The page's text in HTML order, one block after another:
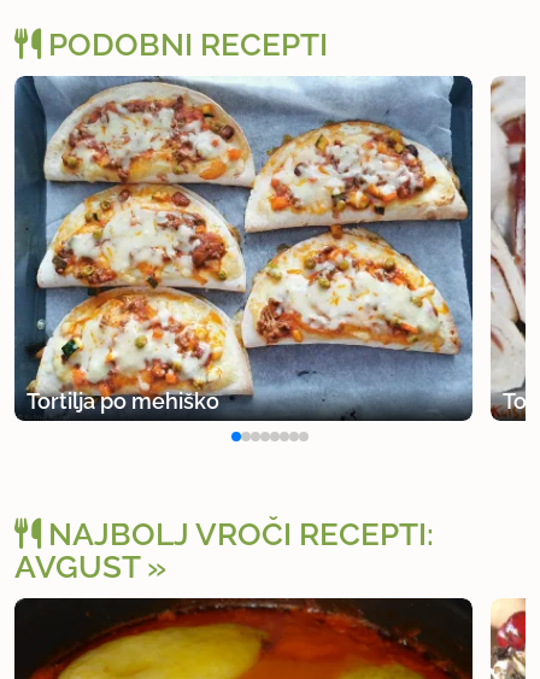
PODOBNI RECEPTI
Tortilja po mehiško
NAJBOLJ VROČI RECEPTI:
AVGUST